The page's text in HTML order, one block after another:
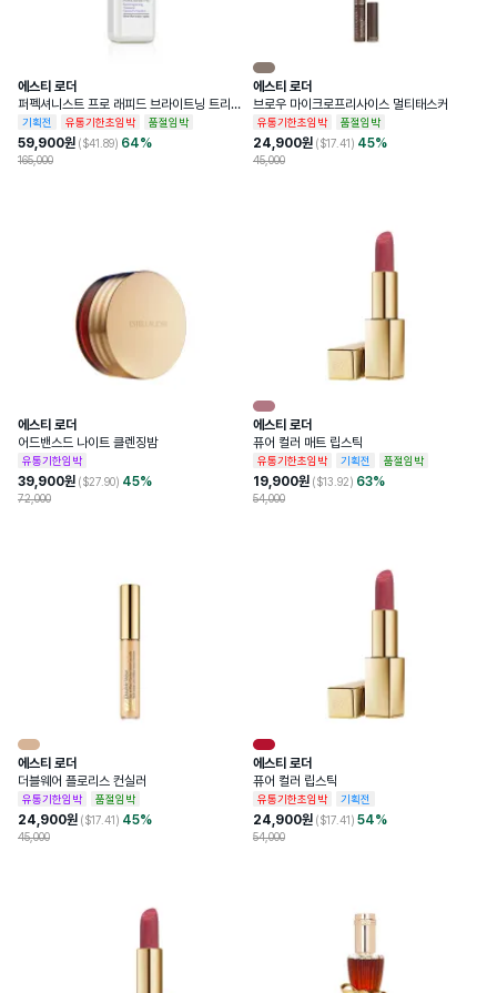
에스티 로더
퍼펙셔니스트 프로 래피드 브라이트닝 트리트
먼트
기획전 유통기한초임박 품절임박
59,900원 ($41.89) 64%
165,000
에스티 로더
브로우 마이크로프리사이스 멀티태스커
유통기한초임박 품절임박
24,900원 ($17.41) 45%
45,000
에스티 로더
어드밴스드 나이트 클렌징밤
유통기한임박
39,900원 ($27.90) 45%
72,000
에스티 로더
퓨어 컬러 매트 립스틱
유통기한초임박 기획전 품절임박
19,900원 ($13.92) 63%
54,000
에스티 로더
더블웨어 플로리스 컨실러
유통기한임박 품절임박
24,900원 ($17.41) 45%
45,000
에스티 로더
퓨어 컬러 립스틱
유통기한초임박 기획전
24,900원 ($17.41) 54%
54,000